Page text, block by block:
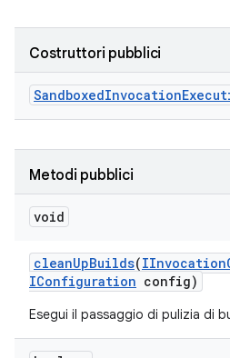
Costruttori pubblici
SandboxedInvocation
Metodi pubblici
void
cleanUpBuilds(IInvocation
IConfiguration config)
Esegui il passaggio di pulizia di